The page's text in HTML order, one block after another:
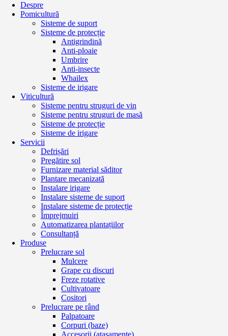
Despre
Pomicultură
Sisteme de suport
Sisteme de protecție
Antigrindină
Anti-ploaie
Umbrire
Anti-insecte
Whailex
Sisteme de irigare
Viticultură
Sisteme pentru struguri de vin
Sisteme pentru struguri de masă
Sisteme de protecție
Sisteme de irigare
Servicii
Defrișări
Pregătire sol
Furnizare material săditor
Plantare mecanizată
Instalare irigare
Instalare sisteme de suport
Instalare sisteme de protecție
Împrejmuiri
Automatizarea plantațiilor
Consultanță
Produse
Prelucrare sol
Mulcere
Grape cu discuri
Freze rotative
Cultivatoare
Cositori
Prelucrare pe rând
Palpatoare
Corpuri (baze)